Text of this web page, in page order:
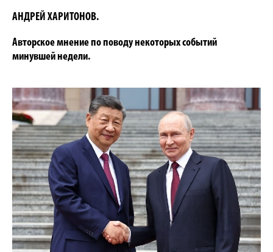
АНДРЕЙ ХАРИТОНОВ.
Авторское мнение по поводу некоторых событий
минувшей недели.